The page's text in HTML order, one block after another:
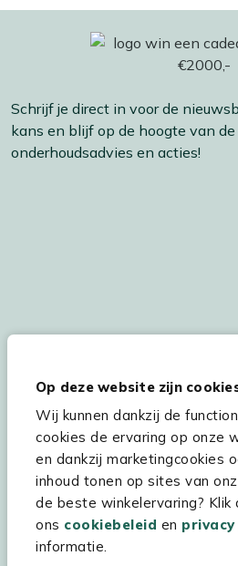
Op deze website zijn
Wij kunnen dankzij de
cookies de ervaring op onze
en dankzij marketingcookies
inhoud tonen op sites van
de beste winkelervaring? Klik
ons cookiebeleid en
informatie.
Schrijf je direct in voor de
kans en blijf op de hoogte van
onderhoudsadvies en acties!
Hulp & service
Assortiment
Kees Smit Tuinmeubelen